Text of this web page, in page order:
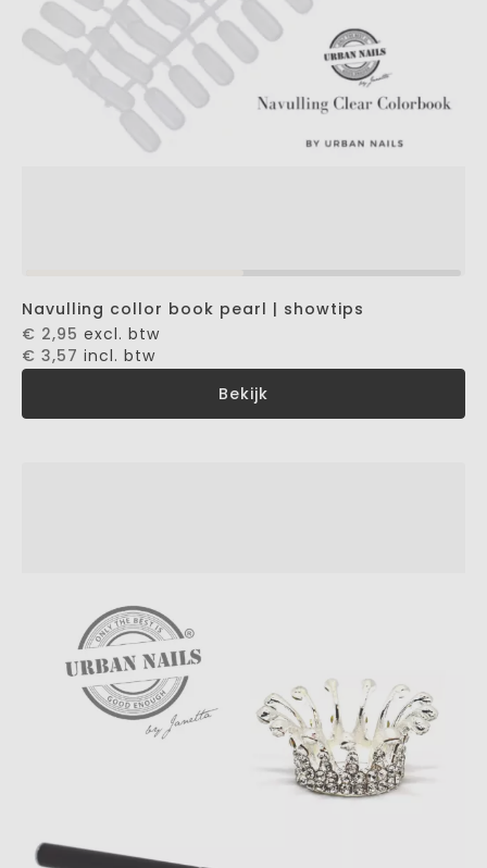
Navulling collor book pearl | showtips
€ 2,95 excl. btw
€ 3,57 incl. btw
Bekijk